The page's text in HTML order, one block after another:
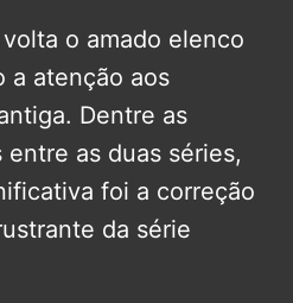
o amado elenco
a atenção aos
Dentre as
as duas séries,
foi a correção
da série